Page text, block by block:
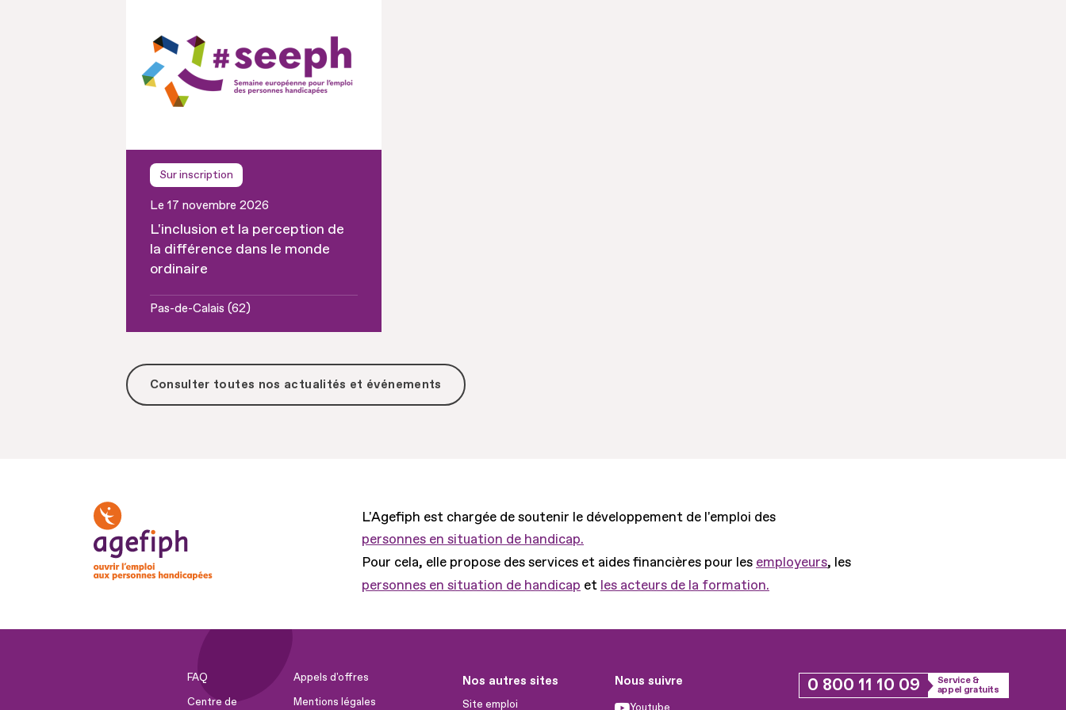
Sur inscription
Le 17 novembre 2026
L'inclusion et la perception de
la différence dans le monde
ordinaire
Pas-de-Calais (62)
Consulter toutes nos actualités et événements
L'Agefiph est chargée de soutenir le développement de l'emploi des
personnes en situation de handicap.
Pour cela, elle propose des services et aides financières pour les employeurs, les
personnes en situation de handicap et les acteurs de la formation.
FAQ
Appels d'offres
Centre de
Mentions légales
Nos autres sites
Site emploi
Nous suivre
Youtube
0 800 11 10 09
Service &
appel gratuits